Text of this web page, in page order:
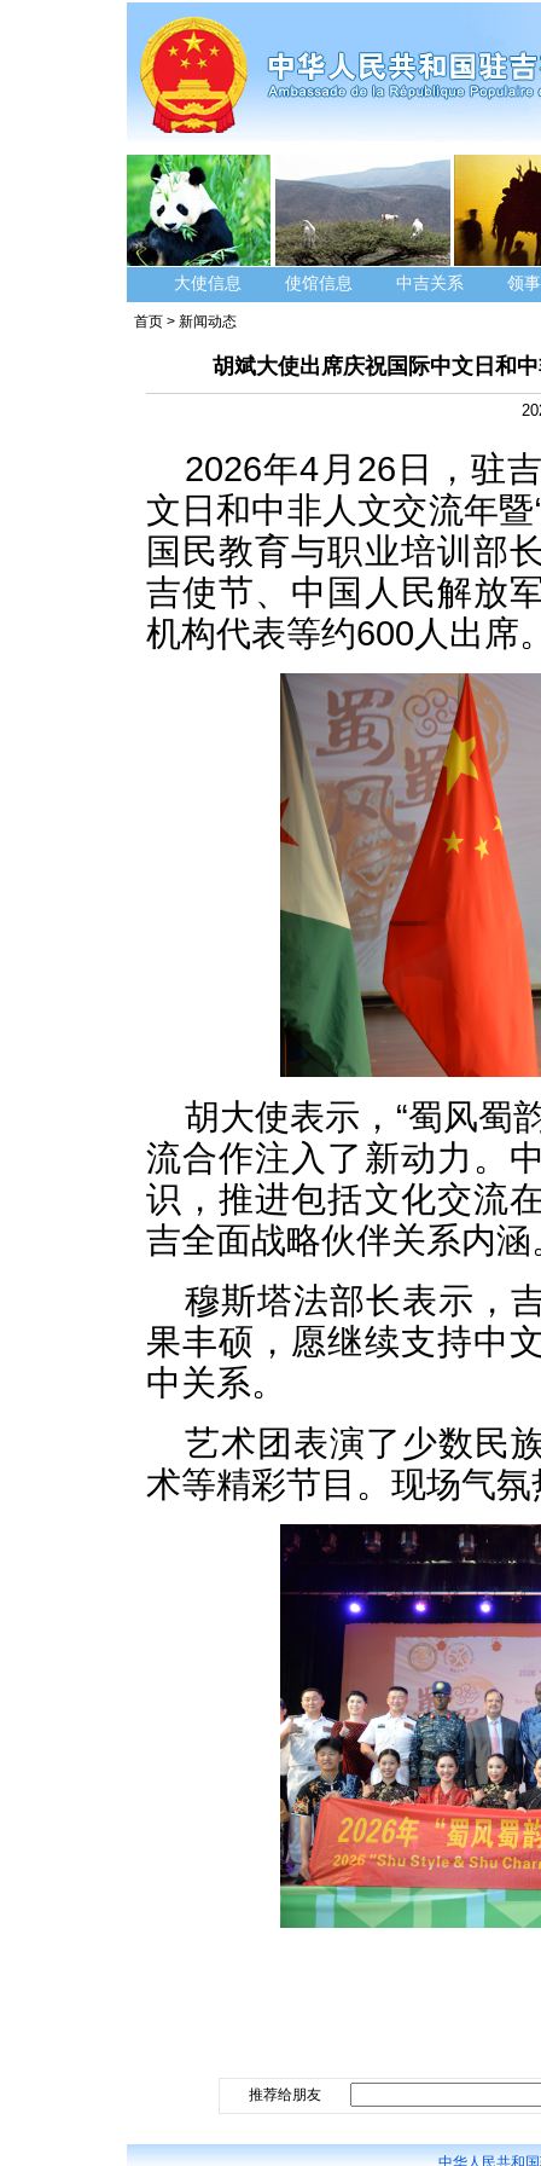
大使信息 使馆信息 中吉关系 领
首页 > 新闻动态
胡斌大使出席庆祝国际中文日和
2026年4月26日，驻
文日和中非人文交流年
国民教育与职业培训部
吉使节、中国人民解放
机构代表等约600人出席
胡大使表示，“蜀风蜀
流合作注入了新动力。
识，推进包括文化交流
吉全面战略伙伴关系内涵
穆斯塔法部长表示，
果丰硕，愿继续支持中
中关系。
艺术团表演了少数民
术等精彩节目。现场气
推荐给朋友
中华人民共和